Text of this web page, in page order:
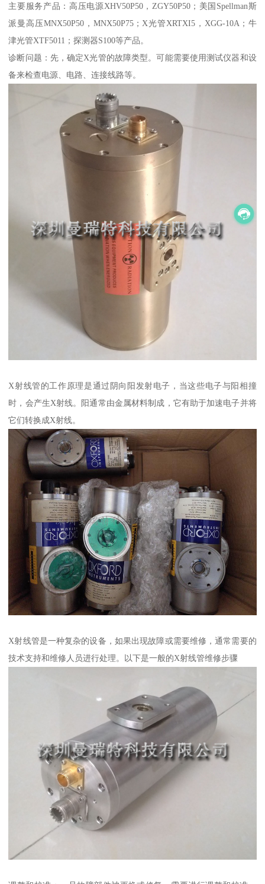
主要服务产品：高压电源XHV50P50，ZGY50P50；美国Spellman斯
派曼高压MNX50P50，MNX50P75；X光管XRTXI5，XGG-10A；牛
津光管XTF5011；探测器S100等产品。
诊断问题：先，确定X光管的故障类型。可能需要使用测试仪器和设
备来检查电源、电路、连接线路等。
X射线管的工作原理是通过阴向阳发射电子，当这些电子与阳相撞
时，会产生X射线。阳通常由金属材料制成，它有助于加速电子并将
它们转换成X射线。
X射线管是一种复杂的设备，如果出现故障或需要维修，通常需要的
技术支持和维修人员进行处理。以下是一般的X射线管维修步骤